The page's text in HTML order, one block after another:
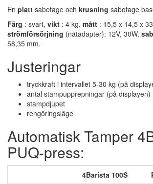
En platt sabotage och krusning sabotage
Färg : svart, vikt : 4 kg, mått : 15,5 x 14,5 x
strömförsörjning (nätadapter): 12V, 30W,
58,35 mm.
Justeringar
tryckkraft i intervallet 5-30 kg (på
antal stampupprepningar (på displayen)
stampdjupet
rengöringsläge
Automatisk Tamper
PUQ-press:
4Barista 100S